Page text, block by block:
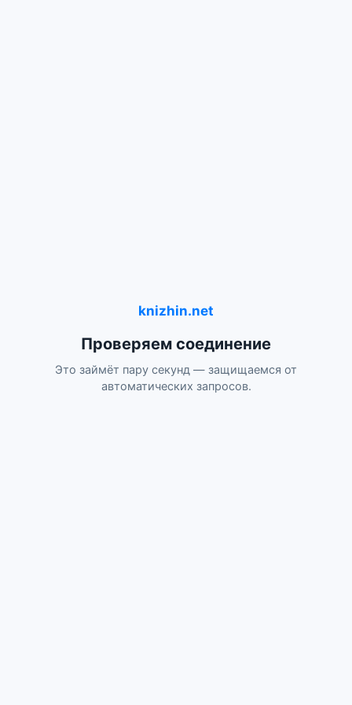
knizhin.net
Проверяем соединение
Это займёт пару секунд — защищаемся от
автоматических запросов.